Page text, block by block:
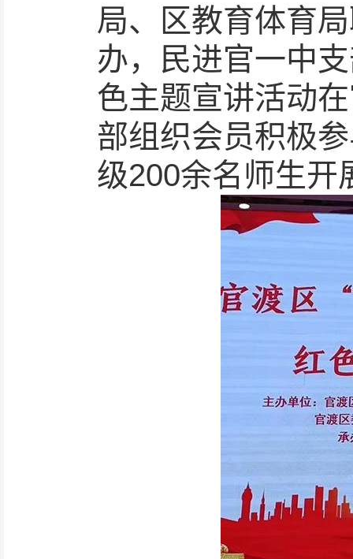
局、区教育体育
办，民进官一中
色主题宣讲活动
部组织会员积极
级200余名师生开